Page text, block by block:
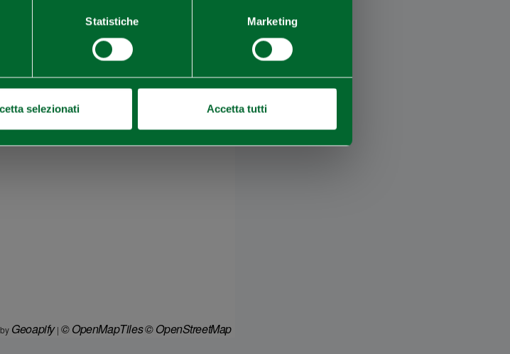
Statistiche Marketing
selezionati Accetta tutti
Geoapify| © OpenMapTiles© OpenStreetMap
ALLA NEWSLETTER